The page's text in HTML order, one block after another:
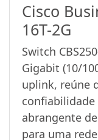
Cisco
16T-2G
Switch
Gigabit (10/
uplink, reúne
abrangente
para uma